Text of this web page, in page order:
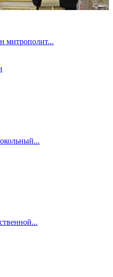
митрополит...